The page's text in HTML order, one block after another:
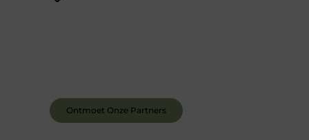
Ontmoet Onze Partners